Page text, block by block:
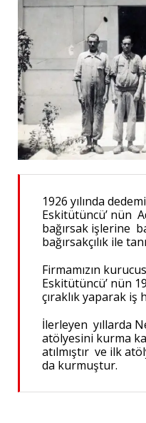
1926 yılında
Eskitütüncü’ nün
bağırsak işlerine
bağırsakçılık ile
Firmamızın
Eskitütüncü’ nün
çıraklık yaparak iş
İlerleyen yıllarda
atölyesini kurma
atılmıştır ve ilk
da kurmuştur.